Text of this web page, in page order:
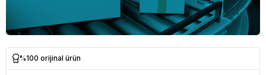
%100 orijinal ürün